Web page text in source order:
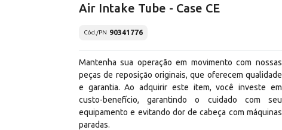
Air Intake Tube - Case CE
Cód./PN 90341776
Mantenha sua operação em movimento com nossas
peças de reposição originais, que oferecem qualidade
e garantia. Ao adquirir este item, você investe em
custo-benefício, garantindo o cuidado com seu
equipamento e evitando dor de cabeça com máquinas
paradas.